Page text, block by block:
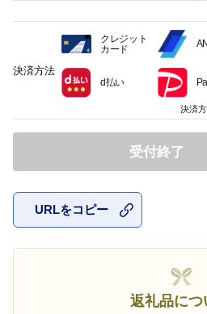
受付終了
URLをコピー
返礼品につ
決済方法
クレジット
カード
d払い
決済